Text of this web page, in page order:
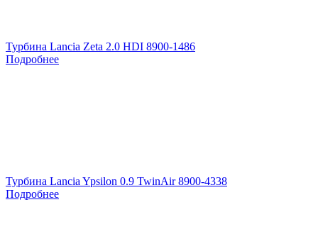
Турбина Lancia Zeta 2.0 HDI 8900-1486
Подробнее
Турбина Lancia Ypsilon 0.9 TwinAir 8900-4338
Подробнее